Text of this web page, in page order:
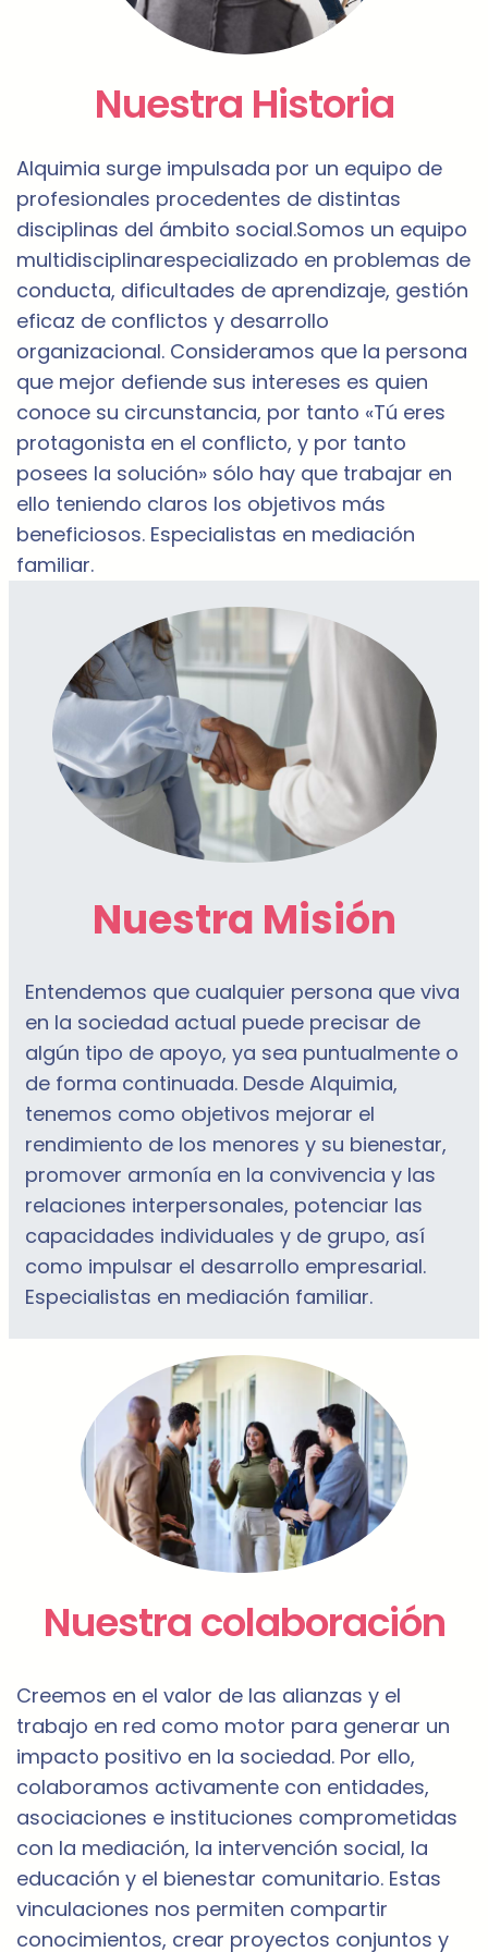
Nuestra Historia
Alquimia surge impulsada por un equipo de
profesionales procedentes de distintas
disciplinas del ámbito social.Somos un equipo
multidisciplinarespecializado en problemas de
conducta, dificultades de aprendizaje, gestión
eficaz de conflictos y desarrollo
organizacional. Consideramos que la persona
que mejor defiende sus intereses es quien
conoce su circunstancia, por tanto «Tú eres
protagonista en el conflicto, y por tanto
posees la solución» sólo hay que trabajar en
ello teniendo claros los objetivos más
beneficiosos. Especialistas en mediación
familiar.
Nuestra Misión
Entendemos que cualquier persona que viva
en la sociedad actual puede precisar de
algún tipo de apoyo, ya sea puntualmente o
de forma continuada. Desde Alquimia,
tenemos como objetivos mejorar el
rendimiento de los menores y su bienestar,
promover armonía en la convivencia y las
relaciones interpersonales, potenciar las
capacidades individuales y de grupo, así
como impulsar el desarrollo empresarial.
Especialistas en mediación familiar.
Nuestra colaboración
Creemos en el valor de las alianzas y el
trabajo en red como motor para generar un
impacto positivo en la sociedad. Por ello,
colaboramos activamente con entidades,
asociaciones e instituciones comprometidas
con la mediación, la intervención social, la
educación y el bienestar comunitario. Estas
vinculaciones nos permiten compartir
conocimientos, crear proyectos conjuntos y